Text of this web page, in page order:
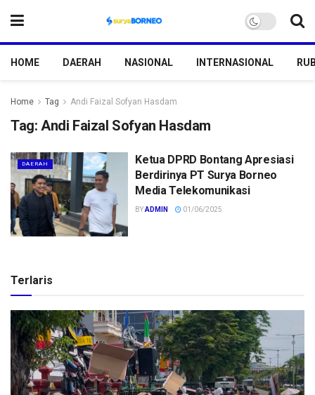
HOME DAERAH NASIONAL INTERNASIONAL
Home Tag Andi Faizal Sofyan Hasdam
Tag: Andi Faizal Sofyan Hasdam
DAERAH
Ketua DPRD Bontang Apresiasi
Berdirinya PT Surya Borneo
Media Telekomunikasi
BYADMIN 01/06/2025
Terlaris